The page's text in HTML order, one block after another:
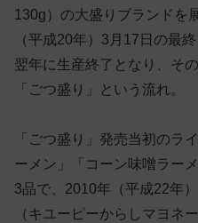
130g）の大盛りブランドを
（平成20年）3月17日の最
翌年に生産終了となり、そ
「ごつ盛り」という流れ。
「ごつ盛り」発売当初のラ
ーメン」「コーン味噌ラー
3品で、2010年（平成22年
（キユーピーからしマヨネ